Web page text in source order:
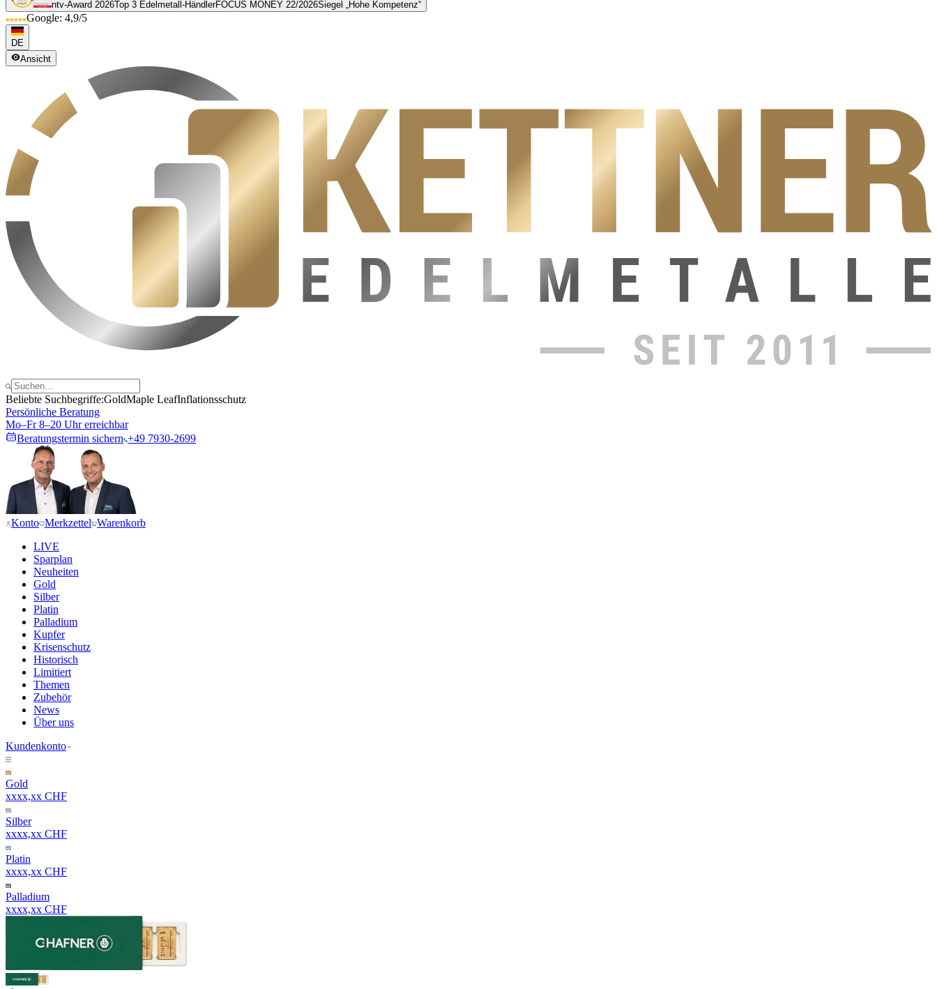
ntv-Award 2026Top 3 Edelmetall-HändlerFOCUS MONEY 22/2026Siegel „Hohe Kompetenz“
Google: 4,9/5
DE
Ansicht
Beliebte Suchbegriffe:GoldMaple LeafInflationsschutz
Persönliche Beratung
Mo–Fr 8–20 Uhr erreichbar
Beratungstermin sichern +49 7930-2699
Konto Merkzettel Warenkorb
LIVE
Sparplan
Neuheiten
Gold
Silber
Platin
Palladium
Kupfer
Krisenschutz
Historisch
Limitiert
Themen
Zubehör
News
Über uns
Kundenkonto
Gold
xxxx,xx CHF
Silber
xxxx,xx CHF
Platin
xxxx,xx CHF
Palladium
xxxx,xx CHF